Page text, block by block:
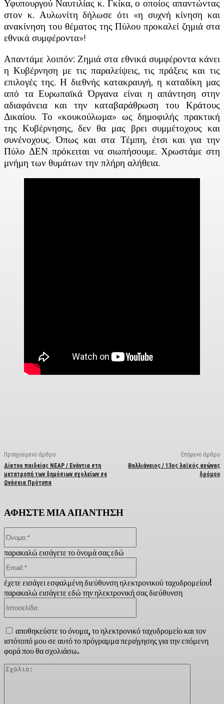
Υφυπουργού Ναυτιλίας κ. Γκίκα, ο οποίος απαντώντας
στον κ. Αυλωνίτη δήλωσε ότι «η συχνή κίνηση και
ανακίνηση του θέματος της Πύλου προκαλεί ζημιά στα
εθνικά συμφέροντα»!
Απαντάμε λοιπόν: Ζημιά στα εθνικά συμφέροντα κάνει
η Κυβέρνηση με τις παραλείψεις, τις πράξεις και τις
επιλογές της. Η διεθνής κατακραυγή, η καταδίκη μας
από τα Ευρωπαϊκά Όργανα είναι η απάντηση στην
αδιαφάνεια και την καταβαράθρωση του Κράτους
Δικαίου. Το «κουκούλωμα» ως δημοφιλής πρακτική
της Κυβέρνησης, δεν θα μας βρει συμμέτοχους και
συνένοχους. Όπως και στα Τέμπη, έτσι και για την
Πύλο ΔΕΝ πρόκειται να σιωπήσουμε. Χρωστάμε στη
μνήμη των θυμάτων την πλήρη αλήθεια.
Προηγούμενο άρθρο
Δίκτυο παιδείας ΝΕΑΡ / Ενάντια στη
μετατροπή των δημόσιων σχολείων σε
Ωνάσεια Πρότυπα
Επόμενο άρθρο
Βαλλιάνειος / 13ος λαϊκός αγώνας
δρόμου
ΑΦΗΣΤΕ ΜΙΑ ΑΠΑΝΤΗΣΗ
παρακαλώ εισάγετε το όνομά σας εδώ
έχετε εισάγει εσφαλμένη διεύθυνση ηλεκτρονικού ταχυδρομείου!
παρακαλώ εισάγετε εδώ την ηλεκτρονική σας διεύθυνση
αποθηκεύστε το όνομα, το ηλεκτρονικό ταχυδρομείο και τον
ιστότοπό μου σε αυτό το πρόγραμμα περιήγησης για την επόμενη
φορά που θα σχολιάσω.